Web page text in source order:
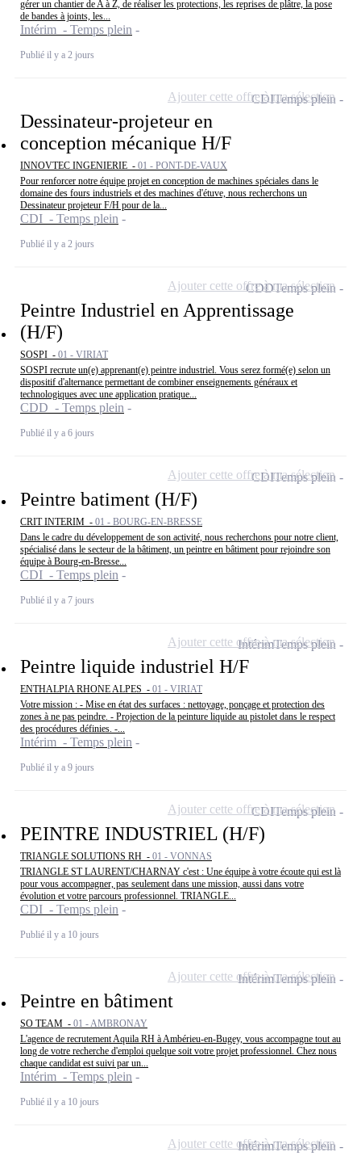
gérer un chantier de A à Z, de réaliser les protections, les reprises de plâtre, la pose
de bandes à joints, les...
Intérim - Temps plein
Publié il y a 2 jours
Dessinateur-projeteur en
conception mécanique H/F
INNOVTEC INGENIERIE - 01 - PONT-DE-VAUX
Pour renforcer notre équipe projet en conception de machines spéciales dans le
domaine des fours industriels et des machines d'étuve, nous recherchons un
Dessinateur projeteur F/H pour de la...
CDI - Temps plein
Publié il y a 2 jours
CDITemps plein
Ajouter cette offre à ma sélection
Peintre Industriel en Apprentissage
(H/F)
SOSPI - 01 - VIRIAT
SOSPI recrute un(e) apprenant(e) peintre industriel. Vous serez formé(e) selon un
dispositif d'alternance permettant de combiner enseignements généraux et
technologiques avec une application pratique...
CDD - Temps plein
Publié il y a 6 jours
CDDTemps plein
Ajouter cette offre à ma sélection
Peintre batiment (H/F)
CRIT INTERIM - 01 - BOURG-EN-BRESSE
Dans le cadre du développement de son activité, nous recherchons pour notre client,
spécialisé dans le secteur de la bâtiment, un peintre en bâtiment pour rejoindre son
équipe à Bourg-en-Bresse...
CDI - Temps plein
Publié il y a 7 jours
CDITemps plein
Ajouter cette offre à ma sélection
Peintre liquide industriel H/F
ENTHALPIA RHONE ALPES - 01 - VIRIAT
Votre mission : - Mise en état des surfaces : nettoyage, ponçage et protection des
zones à ne pas peindre. - Projection de la peinture liquide au pistolet dans le respect
des procédures définies. -...
Intérim - Temps plein
Publié il y a 9 jours
IntérimTemps plein
Ajouter cette offre à ma sélection
PEINTRE INDUSTRIEL (H/F)
TRIANGLE SOLUTIONS RH - 01 - VONNAS
TRIANGLE ST LAURENT/CHARNAY c'est : Une équipe à votre écoute qui est là
pour vous accompagner, pas seulement dans une mission, aussi dans votre
évolution et votre parcours professionnel. TRIANGLE...
CDI - Temps plein
Publié il y a 10 jours
CDITemps plein
Ajouter cette offre à ma sélection
Peintre en bâtiment
SO TEAM - 01 - AMBRONAY
L'agence de recrutement Aquila RH à Ambérieu-en-Bugey, vous accompagne tout au
long de votre recherche d'emploi quelque soit votre projet professionnel. Chez nous
chaque candidat est suivi par un...
Intérim - Temps plein
Publié il y a 10 jours
IntérimTemps plein
Ajouter cette offre à ma sélection
IntérimTemps plein
Ajouter cette offre à ma sélection